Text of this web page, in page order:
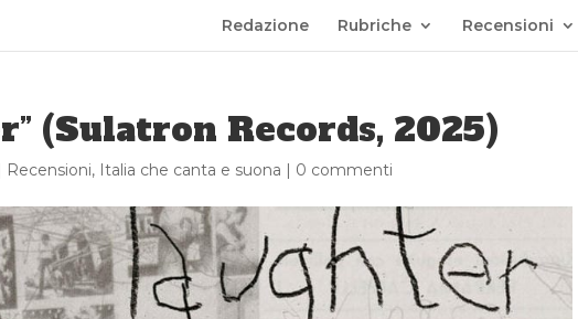
Redazione Rubriche Recensioni
(Sulatron Records, 2025)
Recensioni, Italia che canta e suona | 0 commenti